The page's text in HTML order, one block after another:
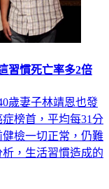
習慣死亡率多2倍
歲妻子林靖恩也發
榜首，平均每31分
檢一切正常，仍難
，生活習慣造成的